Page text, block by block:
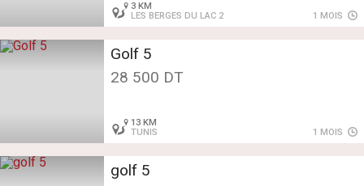
3 KM
LES BERGES DU LAC 2
1 MOIS
Golf 5
28 500 DT
13 KM
TUNIS
1 MOIS
golf 5